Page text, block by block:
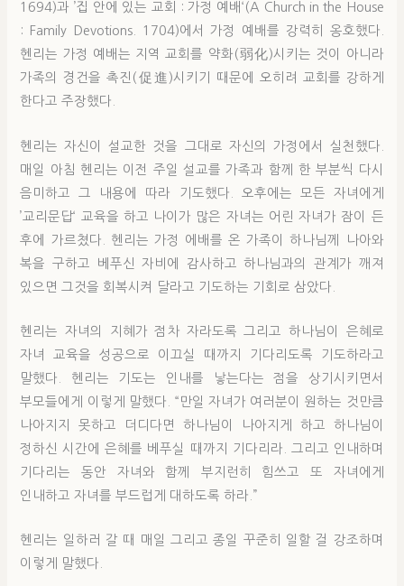
1694)과 ’집 안에 있는 교회 : 가정 예배‘(A Church in the House
: Family Devotions. 1704)에서 가정 예배를 강력히 옹호했다.
헨리는 가정 예배는 지역 교회를 약화(弱化)시키는 것이 아니라
가족의 경건을 촉진(促進)시키기 때문에 오히려 교회를 강하게
한다고 주장했다.
헨리는 자신이 설교한 것을 그대로 자신의 가정에서 실천했다.
매일 아침 헨리는 이전 주일 설교를 가족과 함께 한 부분씩 다시
음미하고 그 내용에 따라 기도했다. 오후에는 모든 자녀에게
’교리문답‘ 교육을 하고 나이가 많은 자녀는 어린 자녀가 잠이 든
후에 가르쳤다. 헨리는 가정 에배를 온 가족이 하나님께 나아와
복을 구하고 베푸신 자비에 감사하고 하나님과의 관계가 깨져
있으면 그것을 회복시켜 달라고 기도하는 기회로 삼았다.
헨리는 자녀의 지혜가 점차 자라도록 그리고 하나님이 은혜로
자녀 교육을 성공으로 이끄실 때까지 기다리도록 기도하라고
말했다. 헨리는 기도는 인내를 낳는다는 점을 상기시키면서
부모들에게 이렇게 말했다. “만일 자녀가 여러분이 원하는 것만큼
나아지지 못하고 더디다면 하나님이 나아지게 하고 하나님이
정하신 시간에 은혜를 베푸실 때까지 기다리라. 그리고 인내하며
기다리는 동안 자녀와 함께 부지런히 힘쓰고 또 자녀에게
인내하고 자녀를 부드럽게 대하도록 하라.”
헨리는 일하러 갈 때 매일 그리고 종일 꾸준히 일할 걸 강조하며
이렇게 말했다.